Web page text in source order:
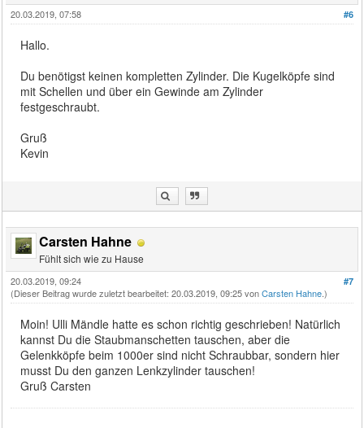
#6
20.03.2019, 07:58
Hallo.
Du benötigst keinen kompletten Zylinder. Die Kugelköpfe sind
mit Schellen und über ein Gewinde am Zylinder
festgeschraubt.
Gruß
Kevin
Carsten Hahne
Fühlt sich wie zu Hause
#7
20.03.2019, 09:24
(Dieser Beitrag wurde zuletzt bearbeitet: 20.03.2019, 09:25 vonCarsten Hahne.)
Moin! Ulli Mändle hatte es schon richtig geschrieben! Natürlich
kannst Du die Staubmanschetten tauschen, aber die
Gelenkköpfe beim 1000er sind nicht Schraubbar, sondern hier
musst Du den ganzen Lenkzylinder tauschen!
Gruß Carsten